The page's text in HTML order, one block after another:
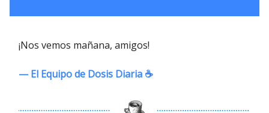
¡Nos vemos mañana, amigos!
— El Equipo de Dosis Diaria ☕️